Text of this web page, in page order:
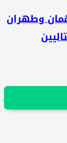
وطهران